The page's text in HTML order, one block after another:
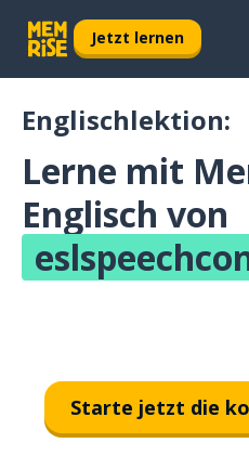
Jetzt lernen
Englischlektion:
Lerne mit
Englisch von
Starte jetzt die